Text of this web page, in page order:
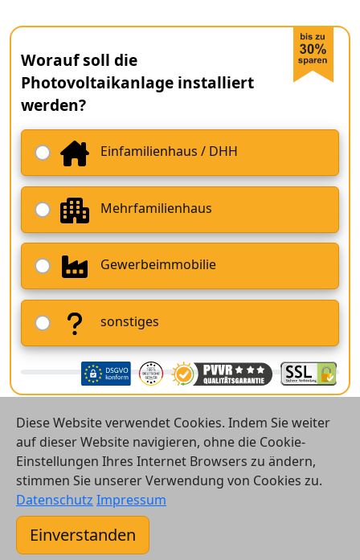
Worauf soll die
Photovoltaikanlage installiert
werden?
Einfamilienhaus / DHH
Mehrfamilienhaus
Gewerbeimmobilie
sonstiges
© 2026 Vergleichsrechner24 GmbH
Kontakt
Diese Website verwendet Cookies. Indem Sie weiter
auf dieser Website navigieren, ohne die Cookie-
Einstellungen Ihres Internet Browsers zu ändern,
stimmen Sie unserer Verwendung von Cookies zu.
Datenschutz Impressum
Einverstanden